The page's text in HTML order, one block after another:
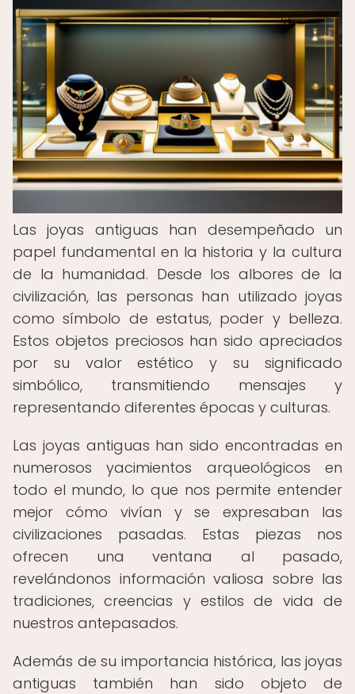
Las joyas antiguas han desempeñado un
papel fundamental en la historia y la cultura
de la humanidad. Desde los albores de la
civilización, las personas han utilizado joyas
como símbolo de estatus, poder y belleza.
Estos objetos preciosos han sido apreciados
por su valor estético y su significado
simbólico, transmitiendo mensajes y
representando diferentes épocas y culturas.
Las joyas antiguas han sido encontradas en
numerosos yacimientos arqueológicos en
todo el mundo, lo que nos permite entender
mejor cómo vivían y se expresaban las
civilizaciones pasadas. Estas piezas nos
ofrecen una ventana al pasado,
revelándonos información valiosa sobre las
tradiciones, creencias y estilos de vida de
nuestros antepasados.
Además de su importancia histórica, las joyas
antiguas también han sido objeto de